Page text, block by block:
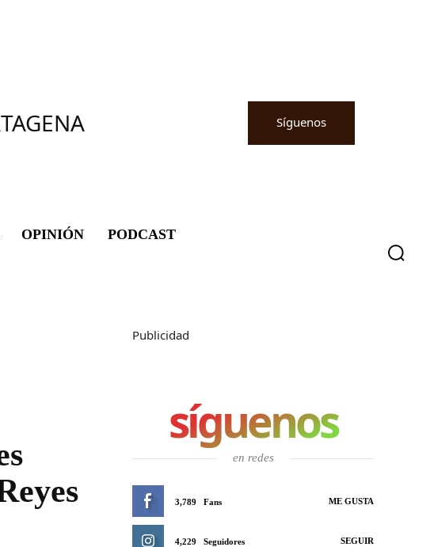
Síguenos
OPINIÓN PODCAST
Publicidad
síguenos
en redes
3,789 Fans ME GUSTA
4,229 Seguidores SEGUIR